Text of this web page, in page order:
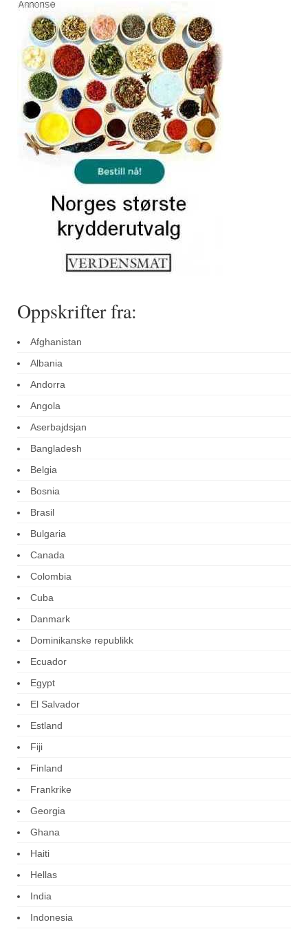
Oppskrifter fra:
Afghanistan
Albania
Andorra
Angola
Aserbajdsjan
Bangladesh
Belgia
Bosnia
Brasil
Bulgaria
Canada
Colombia
Cuba
Danmark
Dominikanske republikk
Ecuador
Egypt
El Salvador
Estland
Fiji
Finland
Frankrike
Georgia
Ghana
Haiti
Hellas
India
Indonesia